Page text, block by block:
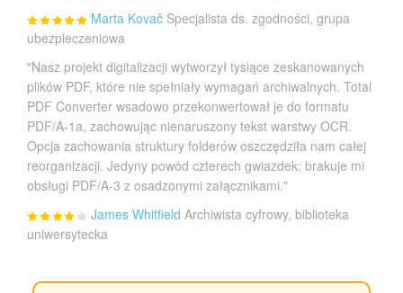
Marta Kovač Specjalista ds. zgodności, grupa
ubezpieczeniowa
"Nasz projekt digitalizacji wytworzył tysiące zeskanowanych
plików PDF, które nie spełniały wymagań archiwalnych. Total
PDF Converter wsadowo przekonwertował je do formatu
PDF/A-1a, zachowując nienaruszony tekst warstwy OCR.
Opcja zachowania struktury folderów oszczędziła nam całej
reorganizacji. Jedyny powód czterech gwiazdek: brakuje mi
obsługi PDF/A-3 z osadzonymi załącznikami."
James Whitfield Archiwista cyfrowy, biblioteka
uniwersytecka